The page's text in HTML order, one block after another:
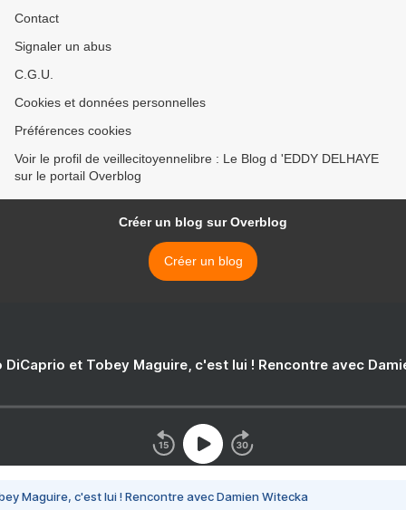
Contact
Signaler un abus
C.G.U.
Cookies et données personnelles
Préférences cookies
Voir le profil de veillecitoyennelibre : Le Blog d 'EDDY DELHAYE
sur le portail Overblog
Créer un blog sur Overblog
Créer un blog
DiCaprio et Tobey Maguire, c'est lui ! Rencontre avec
Maguire, c'est lui ! Rencontre avec Damien Witecka